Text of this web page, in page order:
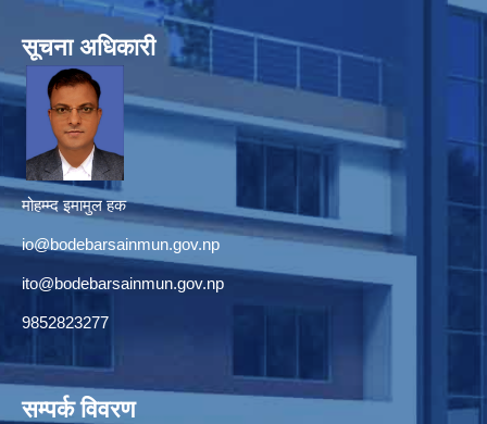
सूचना अधिकारी
मोहम्म्द इमामुल हक
io@bodebarsainmun.gov.np
ito@bodebarsainmun.gov.np
9852823277
सम्पर्क विवरण